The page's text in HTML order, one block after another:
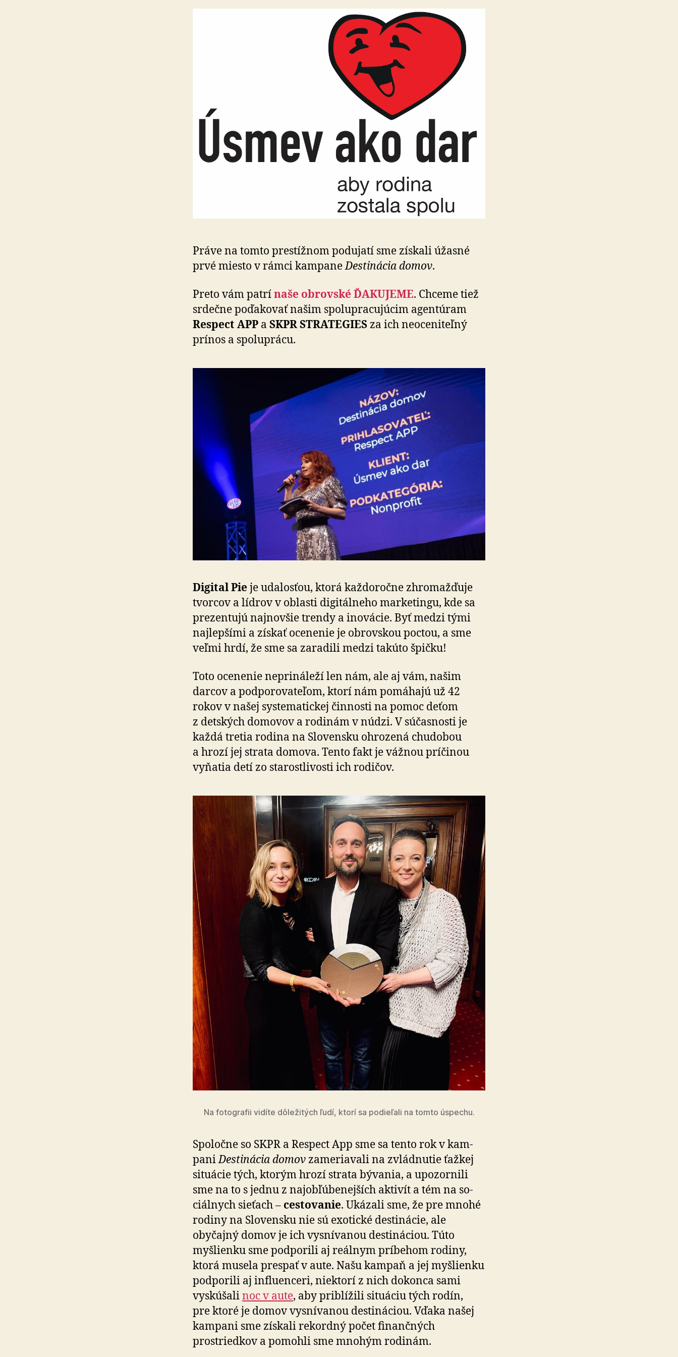
Práve na tomto prestížnom podujatí sme získali úžasné
prvé miesto v rámci kampaneDestinácia domov.
Preto vám patrínaše obrovské ĎAKUJEME. Chceme tiež
srdečne po­ďa­ko­vať našim spo­lu­pra­cu­jú­cim agen­tú­ram
Respect APP a SKPR STRATEGIESza ich ne­o­ce­ni­teľ­ný
prínos a spo­lu­prácu.
Digital Pieje udalosťou, ktorá kaž­do­ročne zhro­maž­ďuje
tvorcov a lídrov v oblasti di­gi­tál­neho marke­tingu, kde sa
prezentujú naj­nov­šie trendy a ino­vá­cie. Byť medzi tými
naj­lep­šími a získať ocenenie je obrovskou poctou, a sme
veľmi hrdí, že sme sa zaradili medzi takúto špičku!
Toto ocenenie neprináleží len nám, ale aj vám, našim
darcov a pod­po­ro­va­te­ľom, ktorí nám pomáhajú už 42
rokov v našej syste­ma­tickej činnosti na pomoc deťom
z detských domovov a rodinám v núdzi. V sú­čas­nosti je
každá tretia rodina na Slo­ven­sku ohrozená chudobou
a hrozí jej strata domova. Tento fakt je vážnou príčinou
vyňatia detí zo sta­rostli­vosti ich rodičov.
Na fotografii vidíte dô­le­ži­tých ľudí, ktorí sa po­die­ľali na tomto úspechu.
Spoločne so SKPR a Respect App sme sa tento rok v kam­
pa­niDestinácia domovza­me­ria­vali na zvlád­nu­tie ťažkej
situácie tých, ktorým hrozí strata bývania, a upo­zor­nili
sme na to s jednu z naj­obľú­be­nej­ších aktivít a tém na so­
ciál­nych sieťach – cesto­va­nie. Ukázali sme, že pre mnohé
rodiny na Slo­ven­sku nie sú exotické desti­ná­cie, ale
obyčajný domov je ich vysnívanou desti­ná­ciou. Túto
myšlienku sme pod­po­rili aj reálnym príbehom rodiny,
ktorá musela prespať v aute. Našu kampaň a jej myšlienku
pod­po­rili aj influenceri, niektorí z nich dokonca sami
vyskú­šalinoc v aute, aby priblížili situáciu tých rodín,
pre ktoré je domov vysnívanou desti­ná­ciou. Vďaka našej
kampani sme získali rekordný počet finančných
prostriedkov a po­mohli sme mnohým rodinám.